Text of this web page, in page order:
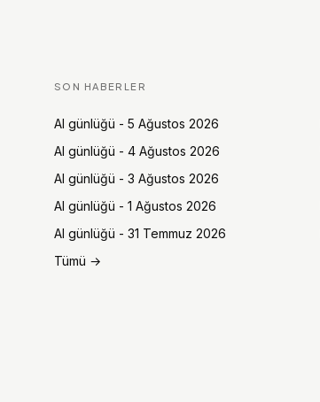
SON HABERLER
AI günlüğü - 5 Ağustos 2026
AI günlüğü - 4 Ağustos 2026
AI günlüğü - 3 Ağustos 2026
AI günlüğü - 1 Ağustos 2026
AI günlüğü - 31 Temmuz 2026
Tümü →